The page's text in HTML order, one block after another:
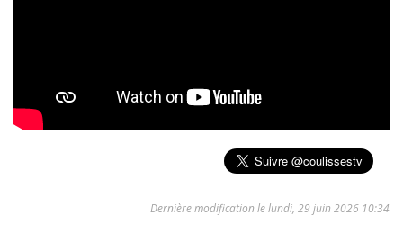
Dernière modification le lundi, 29 juin 2026 10:34